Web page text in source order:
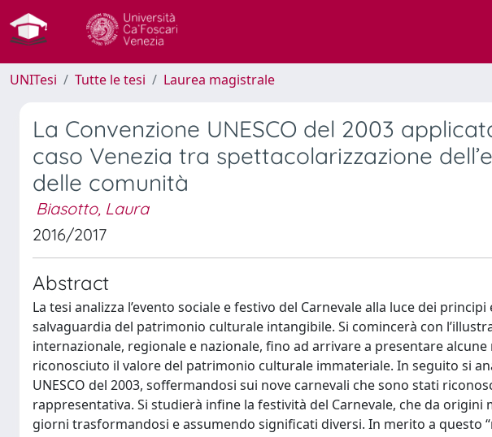
UNITesi Tutte le tesi Laurea magistrale
La Convenzione UNESCO del 2003
caso Venezia tra spettacolarizzazione
delle comunità
Biasotto, Laura
2016/2017
Abstract
La tesi analizza l’evento sociale e festivo del Carnevale alla luce dei
salvaguardia del patrimonio culturale intangibile. Si comincerà con
internazionale, regionale e nazionale, fino ad arrivare a presentare
riconosciuto il valore del patrimonio culturale immateriale. In seguito si
UNESCO del 2003, soffermandosi sui nove carnevali che sono stati
rappresentativa. Si studierà infine la festività del Carnevale, che da
giorni trasformandosi e assumendo significati diversi. In merito a questo